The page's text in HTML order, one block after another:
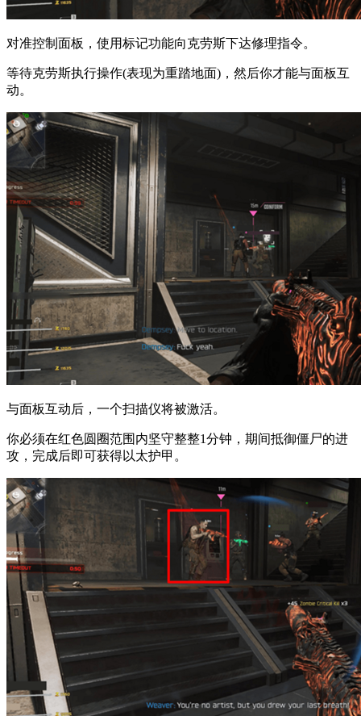
对准控制面板，使用标记功能向克劳斯下达修理指令。
等待克劳斯执行操作(表现为重踏地面)，然后你才能与面板互
动。
与面板互动后，一个扫描仪将被激活。
你必须在红色圆圈范围内坚守整整1分钟，期间抵御僵尸的进
攻，完成后即可获得以太护甲。